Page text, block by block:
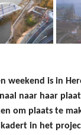
weekend is in
naar haar
om plaats te
kadert in het